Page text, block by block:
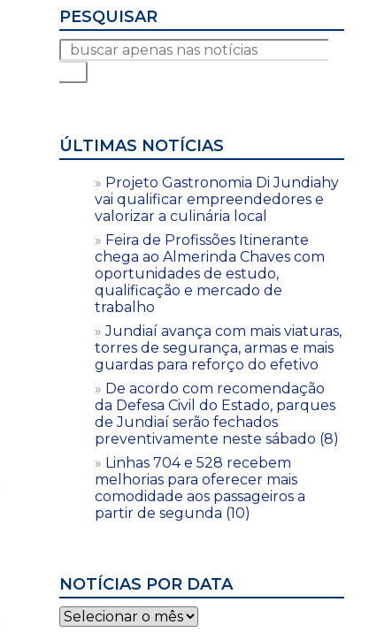
PESQUISAR
ÚLTIMAS NOTÍCIAS
Projeto Gastronomia Di Jundiahy
vai qualificar empreendedores e
valorizar a culinária local
Feira de Profissões Itinerante
chega ao Almerinda Chaves com
oportunidades de estudo,
qualificação e mercado de
trabalho
Jundiaí avança com mais viaturas,
torres de segurança, armas e mais
guardas para reforço do efetivo
De acordo com recomendação
da Defesa Civil do Estado, parques
de Jundiaí serão fechados
preventivamente neste sábado (8)
Linhas 704 e 528 recebem
melhorias para oferecer mais
comodidade aos passageiros a
partir de segunda (10)
NOTÍCIAS POR DATA
Notícias
por